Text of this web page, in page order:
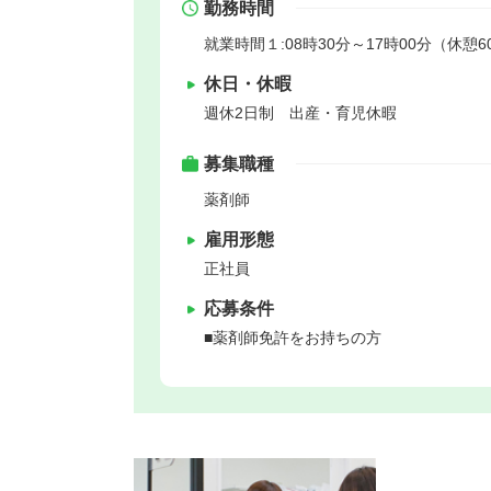
勤務時間
就業時間１:08時30分～17時00分（休憩
休日・休暇
週休2日制 出産・育児休暇
募集職種
薬剤師
雇用形態
正社員
応募条件
■薬剤師免許をお持ちの方